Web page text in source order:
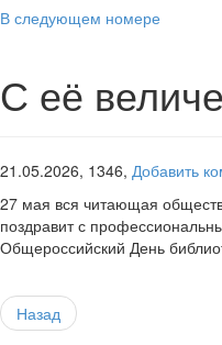
В следующем номере
С её
21.05.2026, 1346, Добавить
27 мая вся читающая
поздравит с
Общероссийский День
Назад